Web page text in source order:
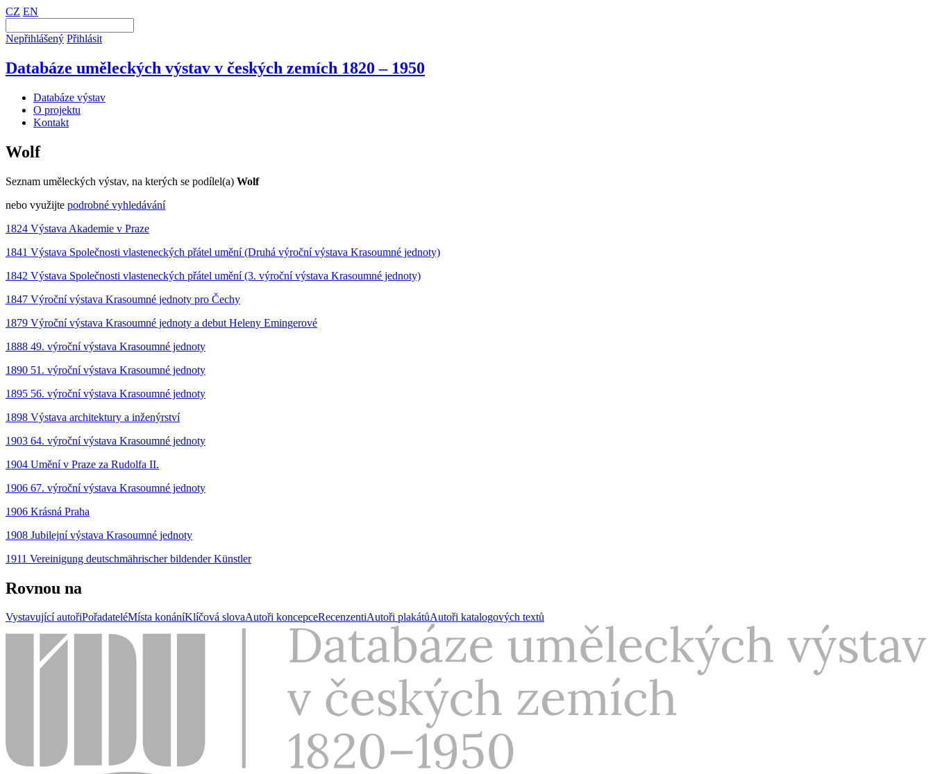
CZ EN
Nepřihlášený Přihlásit
Databáze uměleckých výstav v českých zemích 1820 – 1950
Databáze výstav
O projektu
Kontakt
Wolf
Seznam uměleckých výstav, na kterých se podílel(a) Wolf
nebo využijte podrobné vyhledávání
1824 Výstava Akademie v Praze
1841 Výstava Společnosti vlasteneckých přátel umění (Druhá výroční výstava Krasoumné jednoty)
1842 Výstava Společnosti vlasteneckých přátel umění (3. výroční výstava Krasoumné jednoty)
1847 Výroční výstava Krasoumné jednoty pro Čechy
1879 Výroční výstava Krasoumné jednoty a debut Heleny Emingerové
1888 49. výroční výstava Krasoumné jednoty
1890 51. výroční výstava Krasoumné jednoty
1895 56. výroční výstava Krasoumné jednoty
1898 Výstava architektury a inženýrství
1903 64. výroční výstava Krasoumné jednoty
1904 Umění v Praze za Rudolfa II.
1906 67. výroční výstava Krasoumné jednoty
1906 Krásná Praha
1908 Jubilejní výstava Krasoumné jednoty
1911 Vereinigung deutschmährischer bildender Künstler
Rovnou na
Vystavující autořiPořadateléMísta konáníKlíčová slovaAutoři koncepceRecenzentiAutoři plakátůAutoři katalogových textů